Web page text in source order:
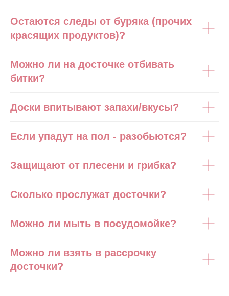
Остаются следы от буряка (прочих
красящих продуктов)?
Можно ли на досточке отбивать
битки?
Доски впитывают запахи/вкусы?
Если упадут на пол - разобьются?
Защищают от плесени и грибка?
Сколько прослужат досточки?
Можно ли мыть в посудомойке?
Можно ли взять в рассрочку
досточки?